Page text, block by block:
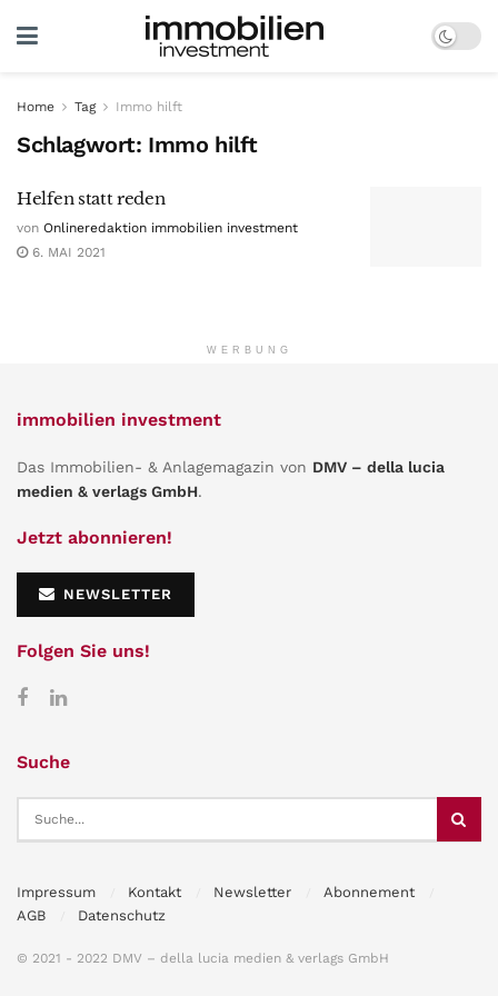
Home Tag Immo hilft
Schlagwort: Immo hilft
Helfen statt reden
von Onlineredaktion immobilien investment
6. MAI 2021
WERBUNG
immobilien investment
Das Immobilien- & Anlagemagazin von DMV – della lucia
medien & verlags GmbH.
Jetzt abonnieren!
NEWSLETTER
Folgen Sie uns!
Suche
Impressum Kontakt Newsletter
Abonnement
AGB
Datenschutz
© 2021 - 2022 DMV – della lucia medien & verlags GmbH